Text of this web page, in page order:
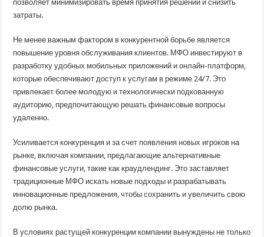
позволяет минимизировать время принятия решений и снизить
затраты.
Не менее важным фактором в конкурентной борьбе является
повышение уровня обслуживания клиентов. МФО инвестируют в
разработку удобных мобильных приложений и онлайн-платформ,
которые обеспечивают доступ к услугам в режиме 24/7. Это
привлекает более молодую и технологически подкованную
аудиторию, предпочитающую решать финансовые вопросы
удаленно.
Усиливается конкуренция и за счет появления новых игроков на
рынке, включая компании, предлагающие альтернативные
финансовые услуги, такие как краудлендинг. Это заставляет
традиционные МФО искать новые подходы и разрабатывать
инновационные предложения, чтобы сохранить и увеличить свою
долю рынка.
В условиях растущей конкуренции компании вынуждены не только